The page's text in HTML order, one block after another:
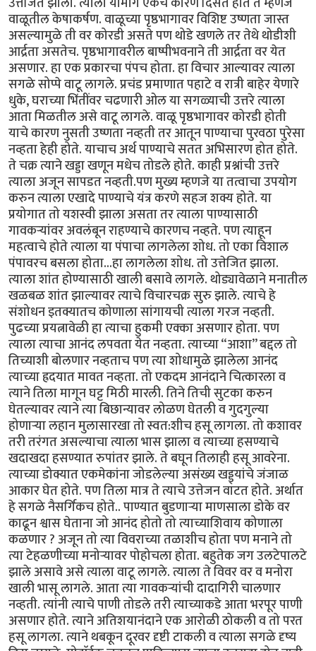
वाळूतील केषाकर्षण. वाळूच्या पृष्ठभागावर विशिष्ट उष्णता जास्त
असल्यामुळे ती वर कोरडी असते पण थोडे खणले तर तेथे थोडीशी
आर्द्रता असतेच. पृष्ठभागावरील बाष्पीभवनाने ती आर्द्रता वर येत
असणार. हा एक प्रकारचा पंपच होता. हा विचार आल्यावर त्याला
सगळे सोप्पे वाटू लागले. प्रचंड प्रमाणात पहाटे व रात्री बाहेर येणारे
धुके, घराच्या भिंतींवर चढणारी ओल या सगळ्याची उत्तरे त्याला
आता मिळतील असे वाटू लागले. वाळू पृष्ठभागावर कोरडी होती
याचे कारण नुसती उष्णता नव्हती तर आतून पाण्याचा पुरवठा पुरेसा
नव्हता हेही होते. याचाच अर्थ पाण्याचे सतत अभिसारण होत होते.
ते चक्र त्याने खड्डा खणून मधेच तोडले होते. काही प्रश्नांची उत्तरे
त्याला अजून सापडत नव्हती.पण मुख्य म्हणजे या तत्वाचा उपयोग
करुन त्याला एखादे पाण्याचे यंत्र करणे सहज शक्य होते. या
प्रयोगात तो यशस्वी झाला असता तर त्याला पाण्यासाठी
गावकर्‍यांवर अवलंबून राहण्याचे कारणच नव्हते. पण त्याहून
महत्वाचे होते त्याला या पंपाचा लागलेला शोध. तो एका विशाल
पंपावरच बसला होता...हा लागलेला शोध. तो उत्तेजित झाला.
त्याला शांत होण्यासाठी खाली बसावे लागले. थोड्यावेळाने मनातील
खळबळ शांत झाल्यावर त्याचे विचारचक्र सुरु झाले. त्याचे हे
संशोधन इतक्यातच कोणाला सांगायची त्याला गरज नव्हती.
पुढच्या प्रयत्नावेळी हा त्याचा हुकमी एक्का असणार होता. पण
त्याला त्याचा आनंद लपवता येत नव्हता. त्याच्या “आशा” बद्दल तो
तिच्याशी बोलणार नव्हताच पण त्या शोधामुळे झालेला आनंद
त्याच्या ह्रदयात मावत नव्हता. तो एकदम आनंदाने चित्कारला व
त्याने तिला मागून घट्ट मिठी मारली. तिने तिची सुटका करुन
घेतल्यावर त्याने त्या बिछान्यावर लोळण घेतली व गुदगुल्या
होणार्‍या लहान मुलासारखा तो स्वत:शीच हसू लागला. तो कशावर
तरी तरंगत असल्याचा त्याला भास झाला व त्याच्या हसण्याचे
खदाखदा हसण्यात रुपांतर झाले. ते बघून तिलाही हसू आवरेना.
त्याच्या डोक्यात एकमेकांना जोडलेल्या असंख्य खड्ड्यांचे जंजाळ
आकार घेत होते. पण तिला मात्र ते त्याचे उत्तेजन वाटत होते. अर्थात
हे सगळे नैसर्गिकच होते.. पाण्यात बुडणार्‍या माणसाला डोके वर
काढून श्वास घेताना जो आनंद होतो तो त्याच्याशिवाय कोणाला
कळणार ? अजून तो त्या विवराच्या तळाशीच होता पण मनाने तो
त्या टेहळणीच्या मनोर्‍यावर पोहोचला होता. बहुतेक जग उलटेपालटे
झाले असावे असे त्याला वाटू लागले. त्याला ते विवर वर व मनोरा
खाली भासू लागले. आता त्या गावकर्‍यांची दादागिरी चालणार
नव्हती. त्यांनी त्याचे पाणी तोडले तरी त्याच्याकडे आता भरपूर पाणी
असणार होते. त्याने अतिशयानंदाने एक आरोळी ठोकली व तो परत
हसू लागला. त्याने थबकून दूरवर दृष्टी टाकली व त्याला सगळे दृष्य